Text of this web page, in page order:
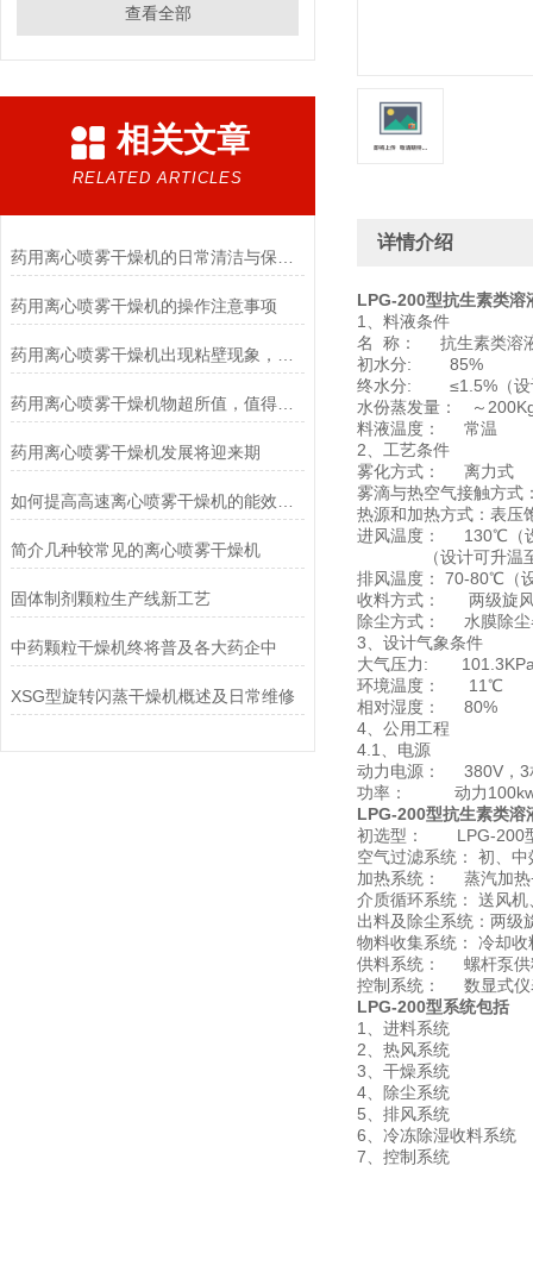
查看全部
相关文章
RELATED ARTICLES
药用离心喷雾干燥机的操作注意事项
药用离心喷雾干燥机物超所值，值得信赖！
药用离心喷雾干燥机发展将迎来期
简介几种较常见的离心喷雾干燥机
固体制剂颗粒生产线新工艺
中药颗粒干燥机终将普及各大药企中
XSG型旋转闪蒸干燥机概述及日常维修
详情介绍
LPG-200型抗生素类溶
1、料液条件
名 称： 抗生素类溶
初水分: 85%
终水分: ≤1.5%（设
水份蒸发量： ～
料液温度： 常温
2、工艺条件
雾化方式： 离力式
雾滴与热空气接触方式
热源和加热方式：表压
进风温度： 130℃（
（设计可升温至
排风温度： 70-80℃（
收料方式： 两级旋
除尘方式： 水膜除尘
3、设计气象条件
大气压力:
环境温度： 11℃
相对湿度： 80%
4、公用工程
4.1、电源
动力电源： 380V，3
功率： 动力100kw+
LPG-200型抗生素类溶
初选型： LPG-200
空气过滤系统： 初、
加热系统： 蒸汽加热
介质循环系统： 送风
出料及除尘系统：两级
物料收集系统： 冷却收
供料系统： 螺杆泵供
控制系统： 数显式
LPG-200型系统包括
1、进料系统
2、热风系统
3、干燥系统
4、除尘系统
5、排风系统
6、冷冻除湿收料系统
7、控制系统